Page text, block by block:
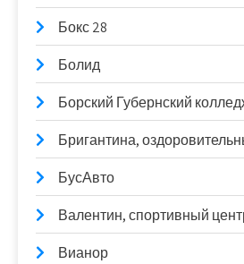
Бокс 28
Болид
Борский Губернский
Бригантина,
БусАвто
Валентин, спортивный
Вианор